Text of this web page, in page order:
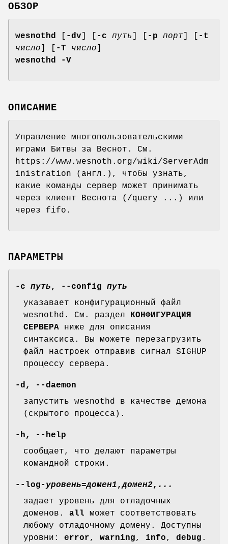
ОБЗОР
wesnothd -dv -c путь -p порт
-t
число
-T число
wesnothd
-V
ОПИСАНИЕ
Управление многопользовательскими
играми Битвы за Веснот. См.
https://www.wesnoth.org/wiki/ServerAdm
inistration (англ.), чтобы узнать,
какие команды сервер может принимать
через клиент Веснота (/query ...) или
через fifo.
ПАРАМЕТРЫ
-c путь, --config путь
указавает конфигурационный файл
wesnothd. См. раздел КОНФИГУРАЦИЯ
СЕРВЕРА ниже для описания
синтаксиса. Вы можете перезагрузить
файл настроек отправив сигнал SIGHUP
процессу сервера.
-d, --daemon
запустить wesnothd в качестве демона
(скрытого процесса).
-h, --help
сообщает, что делают параметры
командной строки.
--log- уровень=домен1,домен2, ...
задает уровень для отладочных
доменов. all может соответствовать
любому отладочному домену. Доступны
уровни: error, warning, info, debug .